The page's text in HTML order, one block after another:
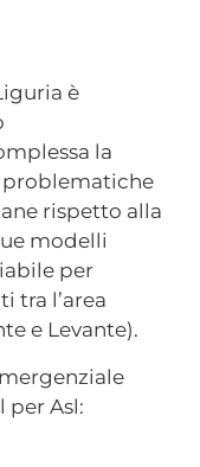
è
la
rispetto alla
modelli
per
tra l’area
e Levante).
per Asl: